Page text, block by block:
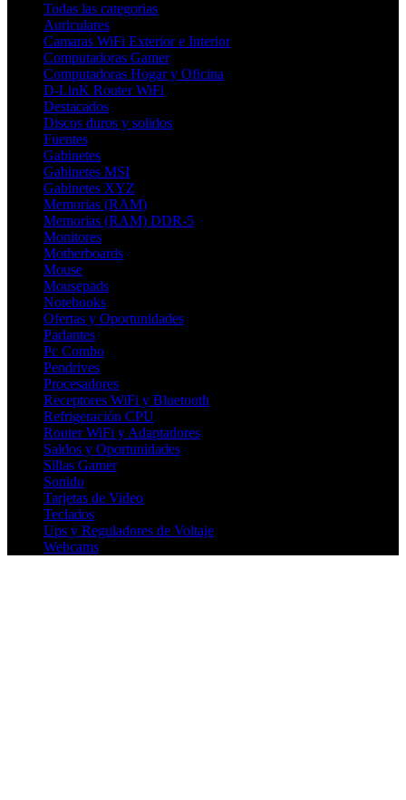
Todas las categorias
Auriculares
Camaras WiFi Exterior e Interior
Computadoras Gamer
Computadoras Hogar y Oficina
D-LinK Router WiFi
Destacados
Discos duros y solidos
Fuentes
Gabinetes
Gabinetes MSI
Gabinetes XYZ
Memorias (RAM)
Memorias (RAM) DDR-5
Monitores
Motherboards
Mouse
Mousepads
Notebooks
Ofertas y Oportunidades
Parlantes
Pc Combo
Pendrives
Procesadores
Receptores WiFi y Bluetooth
Refrigeración CPU
Router WiFi y Adaptadores
Saldos y Oportunidades
Sillas Gamer
Sonido
Tarjetas de Video
Teclados
Ups y Reguladores de Voltaje
Webcams